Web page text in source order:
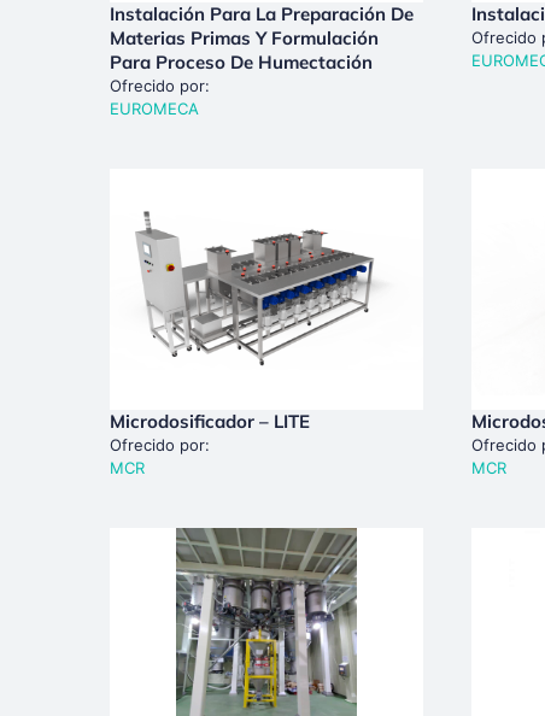
Instalación Para La Preparación De
Materias Primas Y Formulación
Para Proceso De Humectación
Ofrecido por:
EUROMECA
Ofrecido
Microdosificador – LITE
Ofrecido por:
MCR
Ofrecido
MCR